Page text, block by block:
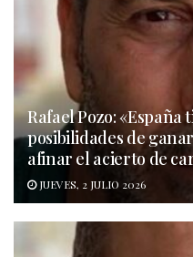
Rafael Pozo: «España
posibilidades de
afinar el acierto de
JUEVES, 2 JULIO 2026